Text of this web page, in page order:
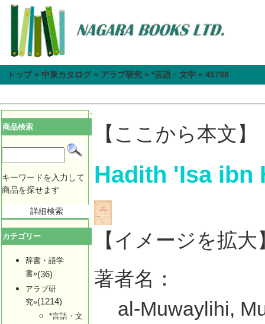
トップ» 中東カタログ» アラブ研究 » *言語・文学 » 45798
商品検索
キーワードを入力して
商品を探せます
詳細検索
カテゴリー
辞書・語学
書»(36)
アラブ研
究»(1214)
*言語・文
【ここから本文】
Hadith 'Isa ibn
【イメージを拡大
著者名：
al-Muwaylihi,